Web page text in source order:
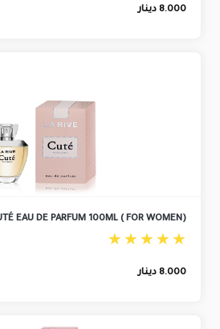
8.000 دينار
EAU DE PARFUM 100ML ( FOR WOMEN)
8.000 دينار